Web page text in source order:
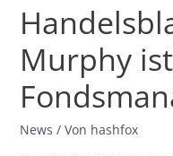
Murphy
News / Von hashfox